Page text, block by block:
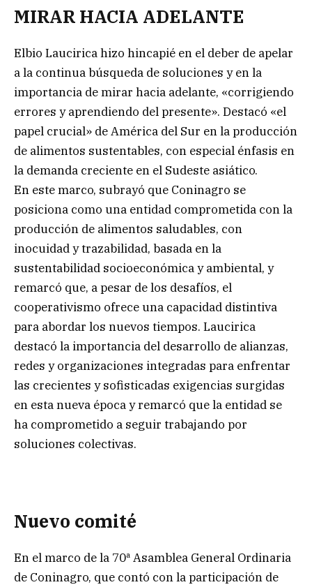
MIRAR HACIA ADELANTE
Elbio Laucirica hizo hincapié en el deber de apelar
a la continua búsqueda de soluciones y en la
importancia de mirar hacia adelante, «corrigiendo
errores y aprendiendo del presente». Destacó «el
papel crucial» de América del Sur en la producción
de alimentos sustentables, con especial énfasis en
la demanda creciente en el Sudeste asiático.
En este marco, subrayó que Coninagro se
posiciona como una entidad comprometida con la
producción de alimentos saludables, con
inocuidad y trazabilidad, basada en la
sustentabilidad socioeconómica y ambiental, y
remarcó que, a pesar de los desafíos, el
cooperativismo ofrece una capacidad distintiva
para abordar los nuevos tiempos. Laucirica
destacó la importancia del desarrollo de alianzas,
redes y organizaciones integradas para enfrentar
las crecientes y sofisticadas exigencias surgidas
en esta nueva época y remarcó que la entidad se
ha comprometido a seguir trabajando por
soluciones colectivas.
Nuevo comité
En el marco de la 70ª Asamblea General Ordinaria
de Coninagro, que contó con la participación de